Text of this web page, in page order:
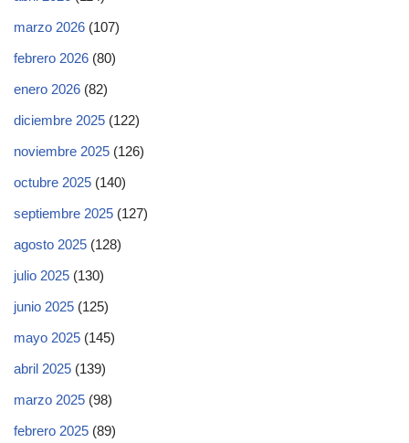
marzo 2026 (107)
febrero 2026 (80)
enero 2026 (82)
diciembre 2025 (122)
noviembre 2025 (126)
octubre 2025 (140)
septiembre 2025 (127)
agosto 2025 (128)
julio 2025 (130)
junio 2025 (125)
mayo 2025 (145)
abril 2025 (139)
marzo 2025 (98)
febrero 2025 (89)